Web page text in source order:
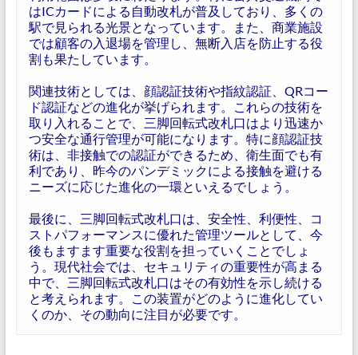
はICカードによる自動改札が普及しており、多くの
駅で見られる光景となっています。また、商業施設
では顧客の入退場を管理し、無断入店を防止する役
割も果たしています。
関連技術としては、顔認証技術や指紋認証、QRコー
ド認証などの進化が挙げられます。これらの技術を
取り入れることで、三脚回転式改札口はより迅速か
つ安全な通行管理が可能になります。特に顔認証技
術は、非接触での認証ができるため、衛生面でも有
利であり、昨今のパンデミックによる接触を避ける
ニーズに応じた進化の一環といえるでしょう。
最後に、三脚回転式改札口は、安全性、利便性、コ
ストパフォーマンスに優れた管理ツールとして、今
後もますます重要な役割を担っていくことでしょ
う。現代社会では、セキュリティの重要性が高まる
中で、三脚回転式改札口はその有効性を示し続ける
と考えられます。この装置がどのように進化してい
くのか、その動向に注目が必要です。